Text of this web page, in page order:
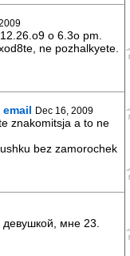
o 6.3o pm.
ne pozhalkyete.
email Dec 16, 2009
znakomitsja a to ne
bez zamorochek
мне 23.